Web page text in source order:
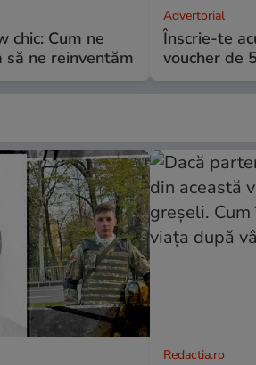
chic: Cum ne
ne reinventăm
Advertorial
Înscrie-te
voucher de
Redactia.ro